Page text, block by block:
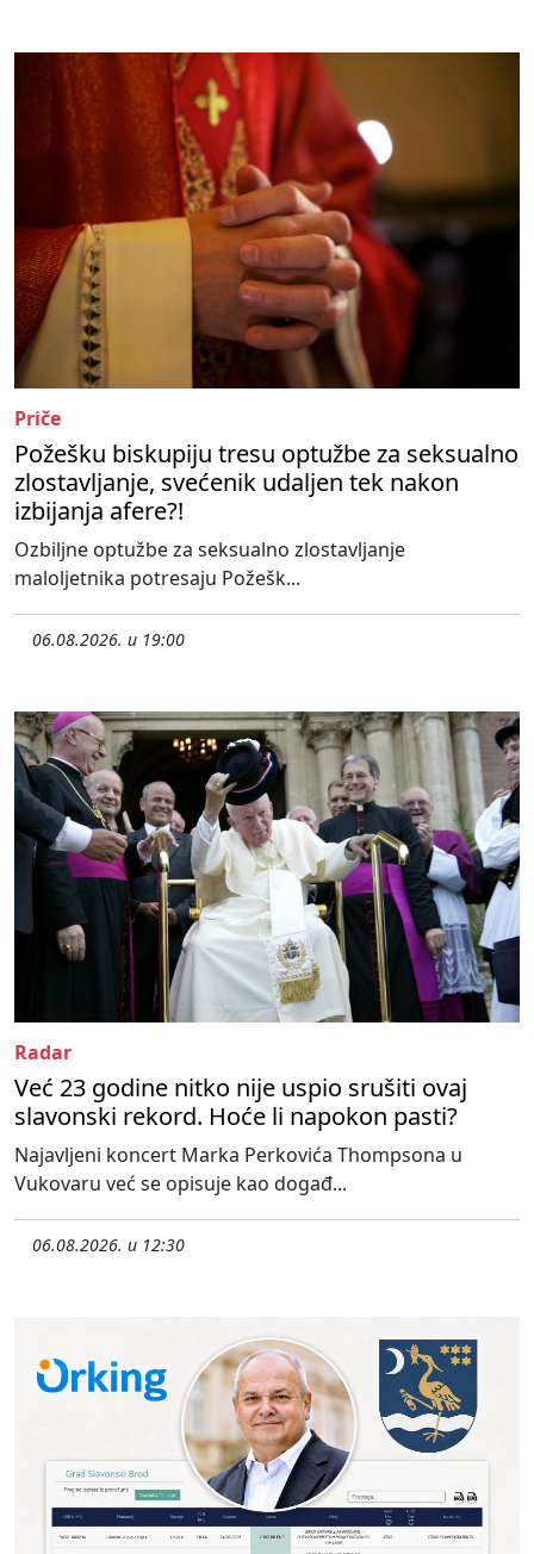
Priče
Požešku biskupiju tresu optužbe za seksualno
zlostavljanje, svećenik udaljen tek nakon
izbijanja afere?!
Ozbiljne optužbe za seksualno zlostavljanje
maloljetnika potresaju Požešk...
06.08.2026. u 19:00
Radar
Već 23 godine nitko nije uspio srušiti ovaj
slavonski rekord. Hoće li napokon pasti?
Najavljeni koncert Marka Perkovića Thompsona u
Vukovaru već se opisuje kao događ...
06.08.2026. u 12:30